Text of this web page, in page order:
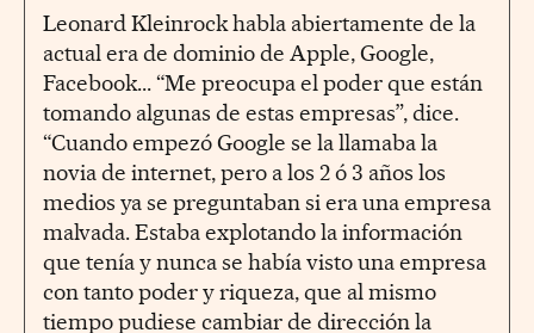
Leonard Kleinrock habla abiertamente de la
actual era de dominio de Apple, Google,
Facebook... “Me preocupa el poder que están
tomando algunas de estas empresas”, dice.
“Cuando empezó Google se la llamaba la
novia de internet, pero a los 2 ó 3 años los
medios ya se preguntaban si era una empresa
malvada. Estaba explotando la información
que tenía y nunca se había visto una empresa
con tanto poder y riqueza, que al mismo
tiempo pudiese cambiar de dirección la